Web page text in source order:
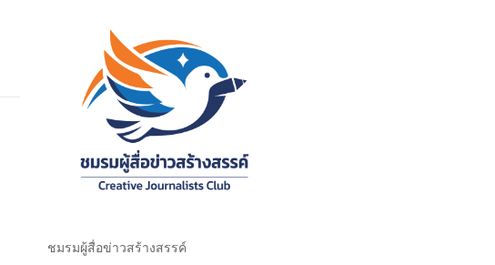
ชมรม​ผู้สื่อข่าวสร้างสรรค์​